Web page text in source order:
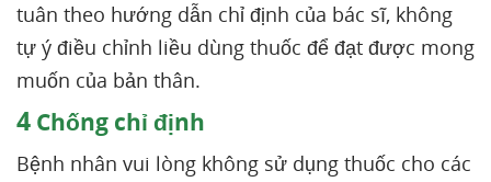
tuân theo hướng dẫn chỉ định của bác sĩ, không
tự ý điều chỉnh liều dùng thuốc để đạt được mong
muốn của bản thân.
4 Chống chỉ định
Bệnh nhân vui lòng không sử dụng thuốc cho các